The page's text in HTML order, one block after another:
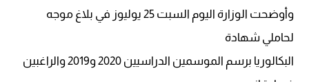
وأوضحت الوزارة اليوم السبت 25 يوليوز في بلاغ موجه
لحاملي شهادة
البكالوريا برسم الموسمين الدراسيين 2020 و2019 والراغبين